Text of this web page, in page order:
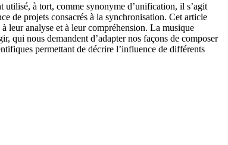
utilisé, à tort, comme synonyme d’unification, il s’agit
de projets consacrés à la synchronisation. Cet article
leur analyse et à leur compréhension. La musique
qui nous demandent d’adapter nos façons de composer
permettant de décrire l’influence de différents